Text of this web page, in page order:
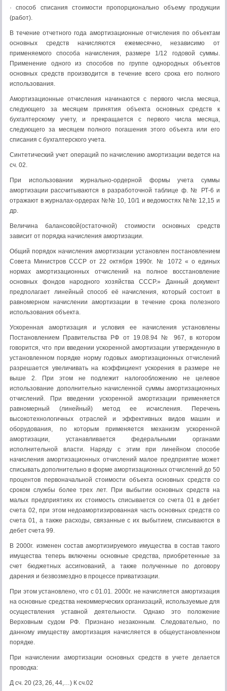
· способ списания стоимости пропорционально объему продукции
(работ).
В течение отчетного года амортизационные отчисления по объектам
основных средств начисляются ежемесячно, независимо от
применяемого способа начисления, размере 1/12 годовой суммы.
Применение одного из способов по группе однородных объектов
основных средств производится в течение всего срока его полного
использования.
Амортизационные отчисления начинаются с первого числа месяца,
следующего за месяцем принятия объекта основных средств к
бухгалтерскому учету, и прекращается с первого числа месяца,
следующего за месяцем полного погашения этого объекта или его
списания с бухгалтерского учета.
Синтетический учет операций по начислению амортизации ведется на
сч. 02.
При использовании журнально-ордерной формы учета суммы
амортизации рассчитываются в разработочной таблице ф. № РТ-6 и
отражают в журналах-ордерах №№ 10, 10/1 и ведомостях №№ 12,15 и
др.
Величина балансовой(остаточной) стоимости основных средств
зависит от порядка начисления амортизации.
Общий порядок начисления амортизации установлен постановлением
Совета Министров СССР от 22 октября 1990г. № 1072 « о единых
нормах амортизационных отчислений на полное восстановление
основных фондов народного хозяйства СССР.» Данный документ
предполагает линейный способ её начисления, который состоит в
равномерном начислении амортизации в течение срока полезного
использования объекта.
Ускоренная амортизация и условия ее начисления установлены
Постановлением Правительства РФ от 19.08.94 № 967, в котором
говорится, что при введении ускоренной амортизации утвержденную в
установленном порядке норму годовых амортизационных отчислений
разрешается увеличивать на коэффициент ускорения в размере не
выше 2. При этом не подлежит налогообложению не целевое
использование дополнительно начисленной суммы амортизационных
отчислений. При введении ускоренной амортизации применяется
равномерный (линейный) метод ее исчисления. Перечень
высокотехнологичных отраслей и эффективных видов машин и
оборудования, по которым применяется механизм ускоренной
амортизации, устанавливается федеральными органами
исполнительной власти. Наряду с этим при линейном способе
начисления амортизационных отчислений малое предприятие может
списывать дополнительно в форме амортизационных отчислений до 50
процентов первоначальной стоимости объекта основных средств со
сроком службы более трех лет. При выбытии основных средств на
малых предприятиях их стоимость списывается со счета 01 в дебет
счета 02, при этом недоамортизированная часть основных средств со
счета 01, а также расходы, связанные с их выбытием, списываются в
дебет счета 99.
В 2000г. изменен состав амортизируемого имущества в состав такого
имущества теперь включены основные средства, приобретенные за
счет бюджетных ассигнований, а также полученные по договору
дарения и безвозмездно в процессе приватизации.
При этом установлено, что с 01.01. 2000г. не начисляется амортизация
на основные средства некоммерческих организаций, используемые для
осуществления уставной деятельности. Однако это положение
Верховным судом РФ. Признано незаконным. Следовательно, по
данному имуществу амортизация начисляется в общеустановленном
порядке.
При начислении амортизации основных средств в учете делается
проводка:
Д сч. 20 (23, 26, 44,…) К сч.02